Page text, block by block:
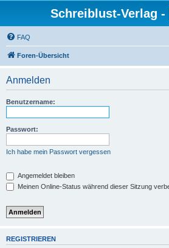
Schreiblust-Verlag -
FAQ
Foren-Übersicht
Anmelden
Benutzername:
Passwort:
Ich habe mein Passwort vergessen
Angemeldet bleiben
Meinen Online-Status während dieser Sitzung
REGISTRIEREN